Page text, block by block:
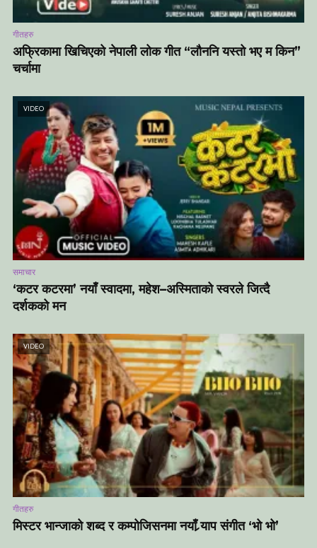
गीतहरु
अफ्रिकामा खिचिएको नेपाली लोक गीत “लौननि यस्तो भए म किन”
चर्चामा
VIDEO
समाचार
‘कटर कटरमा’ नयाँ स्वादमा, महेश–अस्मिताको स्वरले जित्दै
दर्शकको मन
VIDEO
गीतहरु
मिस्टर भान्जाको शब्द र कम्पोजिसनमा नयाँ र्‍याप संगीत ‘भो भो’